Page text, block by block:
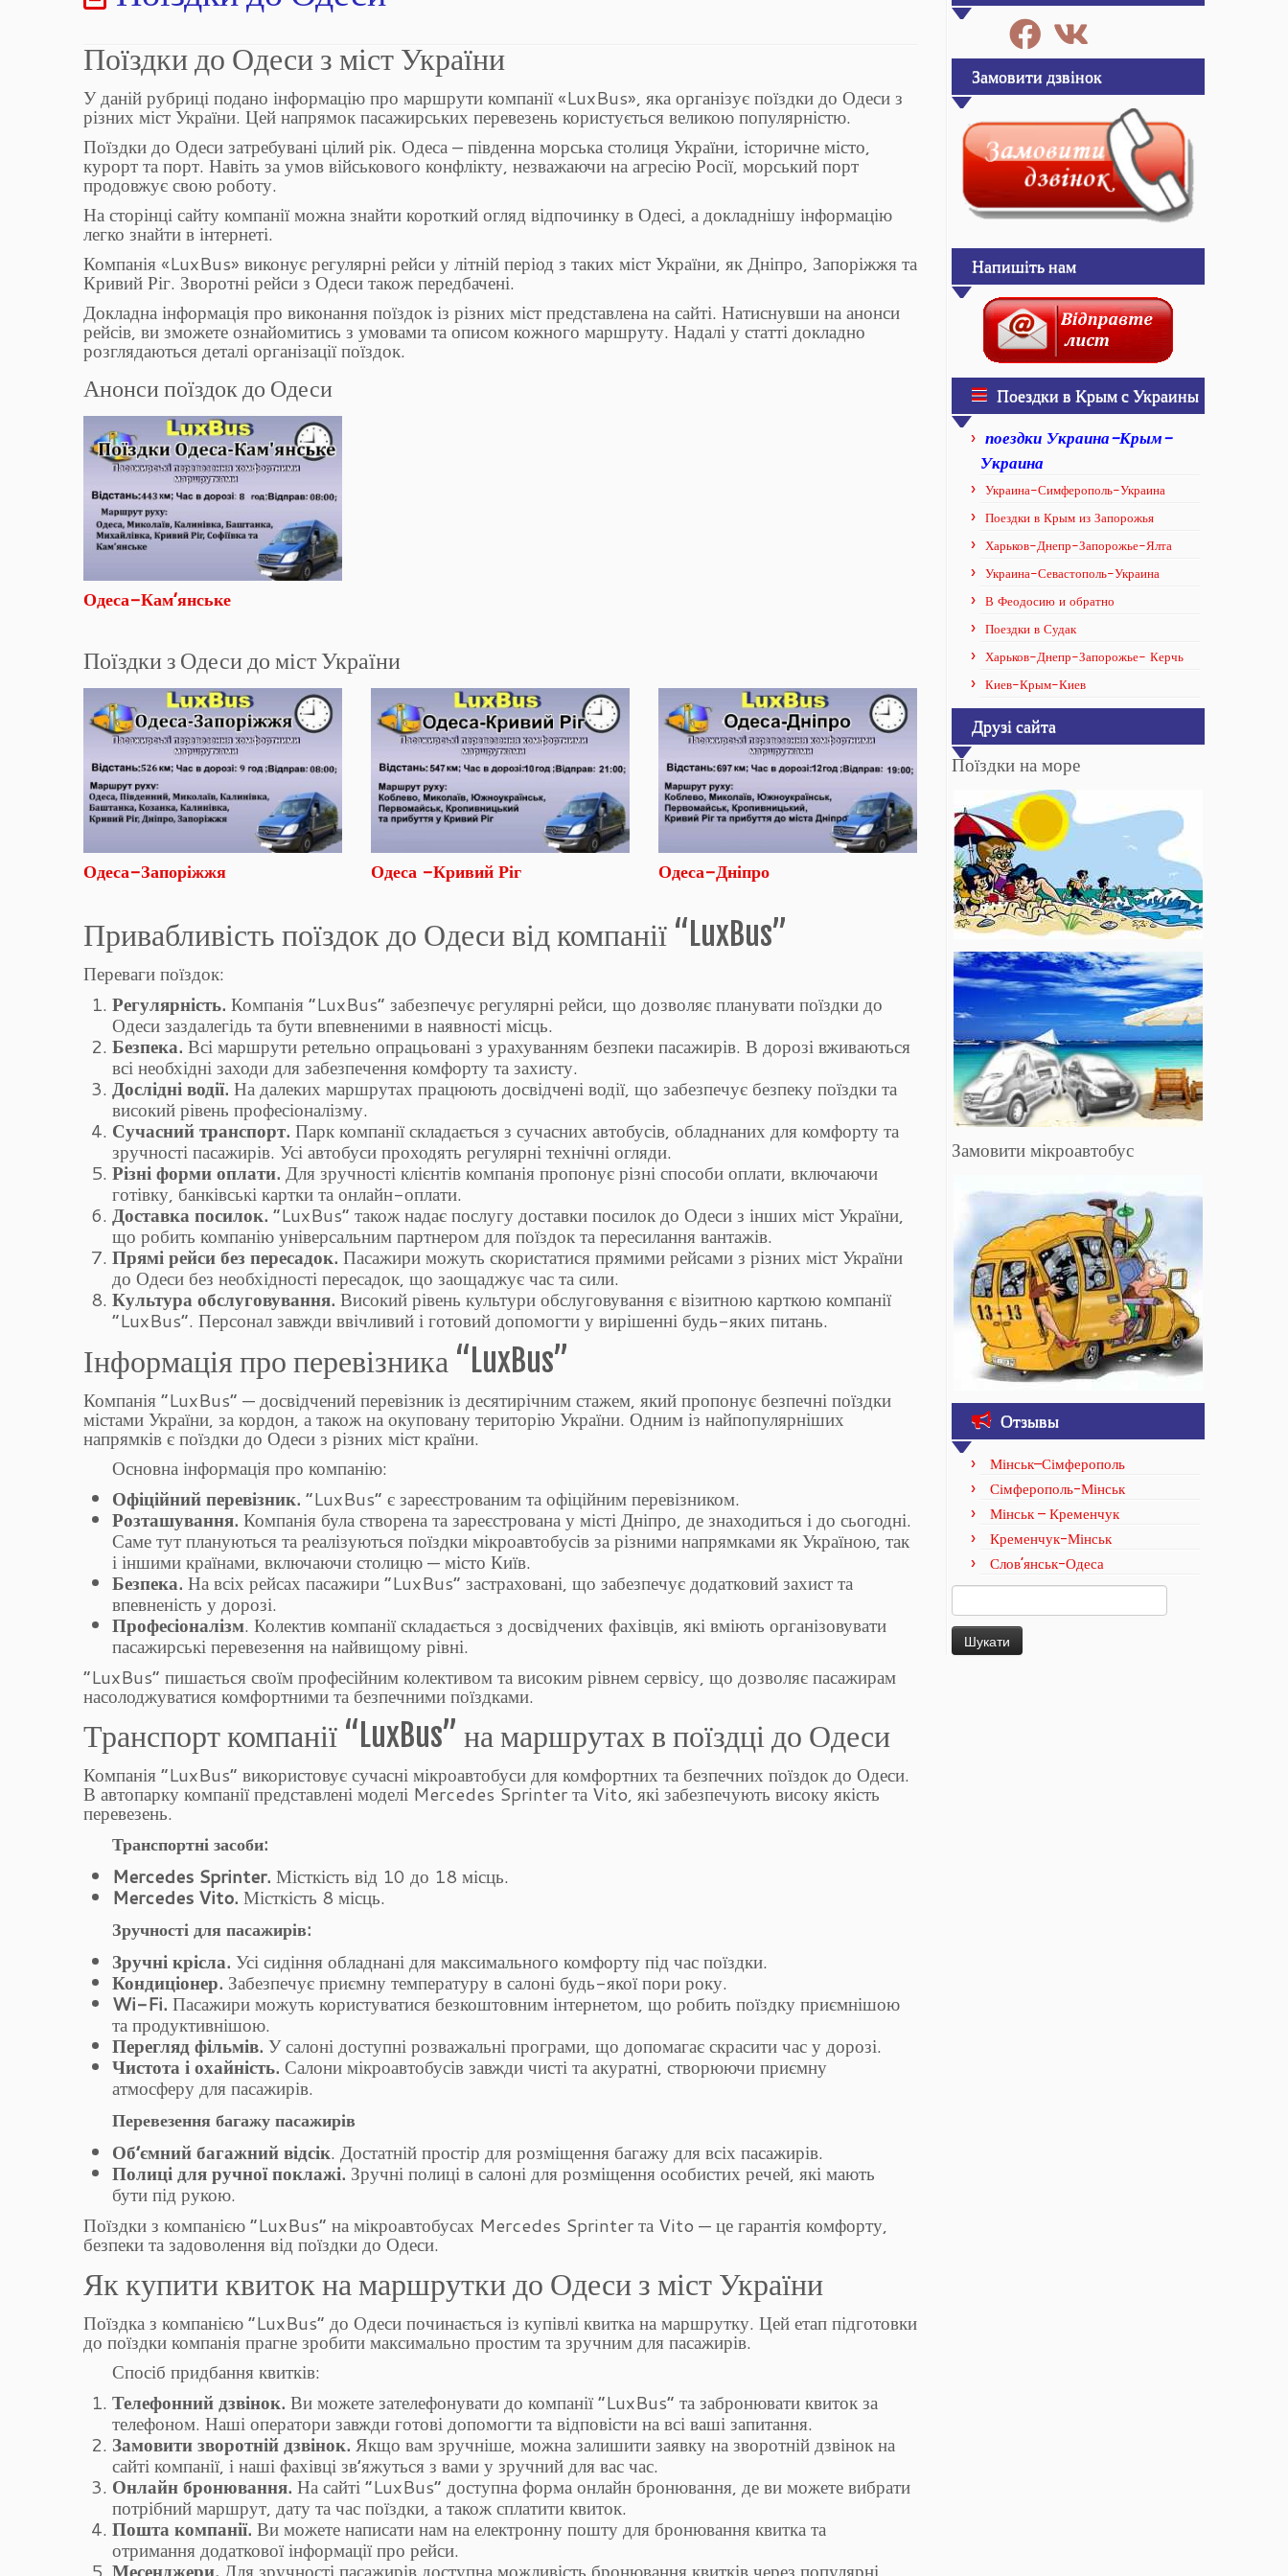
Поїздки до Одеси з міст України
У даній рубриці подано інформацію про маршрути компанії «LuxBus», яка організує поїздки до Одеси з
різних міст України. Цей напрямок пасажирських перевезень користується великою популярністю.
Поїздки до Одеси затребувані цілий рік. Одеса – південна морська столиця України, історичне місто,
курорт та порт. Навіть за умов військового конфлікту, незважаючи на агресію Росії, морський порт
продовжує свою роботу.
На сторінці сайту компанії можна знайти короткий огляд відпочинку в Одесі, а докладнішу інформацію
легко знайти в інтернеті.
Компанія «LuxBus» виконує регулярні рейси у літній період з таких міст України, як Дніпро, Запоріжжя та
Кривий Ріг. Зворотні рейси з Одеси також передбачені.
Докладна інформація про виконання поїздок із різних міст представлена ​​на сайті. Натиснувши на анонси
рейсів, ви зможете ознайомитись з умовами та описом кожного маршруту. Надалі у статті докладно
розглядаються деталі організації поїздок.
Анонси поїздок до Одеси
Одеса-Кам’янське
Поїздки з Одеси до міст України
Одеса-Запоріжжя Одеса -Кривий Ріг Одеса-Дніпро
Привабливість поїздок до Одеси від компанії “LuxBus”
Переваги поїздок:
Регулярність. Компанія “LuxBus” забезпечує регулярні рейси, що дозволяє планувати поїздки до
Одеси заздалегідь та бути впевненими в наявності місць.
Безпека. Всі маршрути ретельно опрацьовані з урахуванням безпеки пасажирів. В дорозі вживаються
всі необхідні заходи для забезпечення комфорту та захисту.
Дослідні водії. На далеких маршрутах працюють досвідчені водії, що забезпечує безпеку поїздки та
високий рівень професіоналізму.
Сучасний транспорт. Парк компанії складається з сучасних автобусів, обладнаних для комфорту та
зручності пасажирів. Усі автобуси проходять регулярні технічні огляди.
Різні форми оплати. Для зручності клієнтів компанія пропонує різні способи оплати, включаючи
готівку, банківські картки та онлайн-оплати.
Доставка посилок. “LuxBus” також надає послугу доставки посилок до Одеси з інших міст України,
що робить компанію універсальним партнером для поїздок та пересилання вантажів.
Прямі рейси без пересадок. Пасажири можуть скористатися прямими рейсами з різних міст України
до Одеси без необхідності пересадок, що заощаджує час та сили.
Культура обслуговування. Високий рівень культури обслуговування є візитною карткою компанії
“LuxBus”. Персонал завжди ввічливий і готовий допомогти у вирішенні будь-яких питань.
Інформація про перевізника “LuxBus”
Компанія “LuxBus” — досвідчений перевізник із десятирічним стажем, який пропонує безпечні поїздки
містами України, за кордон, а також на окуповану територію України. Одним із найпопулярніших
напрямків є поїздки до Одеси з різних міст країни.
Основна інформація про компанію:
Офіційний перевізник. “LuxBus” є зареєстрованим та офіційним перевізником.
Розташування. Компанія була створена та зареєстрована у місті Дніпро, де знаходиться і до сьогодні.
Саме тут плануються та реалізуються поїздки мікроавтобусів за різними напрямками як Україною, так
і іншими країнами, включаючи столицю — місто Київ.
Безпека. На всіх рейсах пасажири “LuxBus” застраховані, що забезпечує додатковий захист та
впевненість у дорозі.
Професіоналізм. Колектив компанії складається з досвідчених фахівців, які вміють організовувати
пасажирські перевезення на найвищому рівні.
“LuxBus” пишається своїм професійним колективом та високим рівнем сервісу, що дозволяє пасажирам
насолоджуватися комфортними та безпечними поїздками.
Транспорт компанії “LuxBus” на маршрутах в поїздці до Одеси
Компанія “LuxBus” використовує сучасні мікроавтобуси для комфортних та безпечних поїздок до Одеси.
В автопарку компанії представлені моделі Mercedes Sprinter та Vito, які забезпечують високу якість
перевезень.
Транспортні засоби:
Mercedes Sprinter. Місткість від 10 до 18 місць.
Mercedes Vito. Місткість 8 місць.
Зручності для пасажирів:
Зручні крісла. Усі сидіння обладнані для максимального комфорту під час поїздки.
Кондиціонер. Забезпечує приємну температуру в салоні будь-якої пори року.
Wi-Fi. Пасажири можуть користуватися безкоштовним інтернетом, що робить поїздку приємнішою
та продуктивнішою.
Перегляд фільмів. У салоні доступні розважальні програми, що допомагає скрасити час у дорозі.
Чистота і охайність. Салони мікроавтобусів завжди чисті та акуратні, створюючи приємну
атмосферу для пасажирів.
Перевезення багажу пасажирів
Об’ємний багажний відсік. Достатній простір для розміщення багажу для всіх пасажирів.
Полиці для ручної поклажі. Зручні полиці в салоні для розміщення особистих речей, які мають
бути під рукою.
Поїздки з компанією “LuxBus” на мікроавтобусах Mercedes Sprinter та Vito — це гарантія комфорту,
безпеки та задоволення від поїздки до Одеси.
Як купити квиток на маршрутки до Одеси з міст України
Поїздка з компанією “LuxBus” до Одеси починається із купівлі квитка на маршрутку. Цей етап підготовки
до поїздки компанія прагне зробити максимально простим та зручним для пасажирів.
Спосіб придбання квитків:
Телефонний дзвінок. Ви можете зателефонувати до компанії “LuxBus” та забронювати квиток за
телефоном. Наші оператори завжди готові допомогти та відповісти на всі ваші запитання.
Замовити зворотній дзвінок. Якщо вам зручніше, можна залишити заявку на зворотній дзвінок на
сайті компанії, і наші фахівці зв’яжуться з вами у зручний для вас час.
Онлайн бронювання. На сайті “LuxBus” доступна форма онлайн бронювання, де ви можете вибрати
потрібний маршрут, дату та час поїздки, а також сплатити квиток.
Пошта компанії. Ви можете написати нам на електронну пошту для бронювання квитка та
отримання додаткової інформації про рейси.
Месенджери. Для зручності пасажирів доступна можливість бронювання квитків через популярні
Замовити дзвінок
Напишіть нам
Поездки в Крым с Украины
поездки Украина-Крым-
Украина
Украина-Симферополь-Украина
Поездки в Крым из Запорожья
Харьков-Днепр-Запорожье-Ялта
Украина-Севастополь-Украина
В Феодосию и обратно
Поездки в Судак
Харьков-Днепр-Запорожье- Керчь
Киев-Крым-Киев
Друзі сайта
Поїздки на море
Замовити мікроавтобус
Отзывы
Мінськ–Сімферополь
Сімферополь-Мінськ
Мінськ – Кременчук
Кременчук-Мінськ
Слов’янськ-Одеса